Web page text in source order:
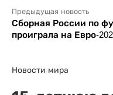
Предыдущая новость
Сборная России по
проиграла на Евро-
Новости мира